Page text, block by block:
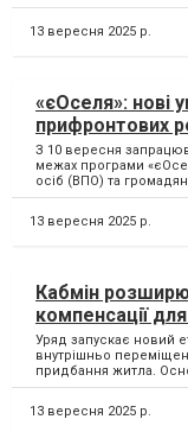
13 вересня 2025 р.
«єОселя»: нові
прифронтових
З 10 вересня
межах програми
осіб (ВПО) та
13 вересня 2025 р.
Кабмін
компенсації
Уряд запускає новий
внутрішньо
придбання житла.
13 вересня 2025 р.